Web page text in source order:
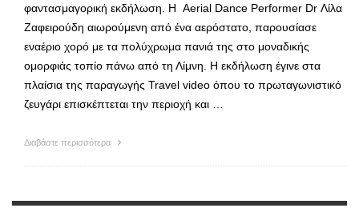
φαντασμαγορική εκδήλωση. Η Aerial Dance Performer Dr Λίλα
Ζαφειρούδη αιωρούμενη από ένα αερόστατο, παρουσίασε
εναέριο χορό με τα πολύχρωμα πανιά της στο μοναδικής
ομορφιάς τοπίο πάνω από τη Λίμνη. Η εκδήλωση έγινε στα
πλαίσια της παραγωγής Travel video όπου το πρωταγωνιστικό
ζευγάρι επισκέπτεται την περιοχή και …
Διαβάστε περισσότερα